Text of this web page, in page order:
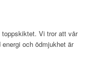
toppskiktet. Vi tror att vår
och ödmjukhet är